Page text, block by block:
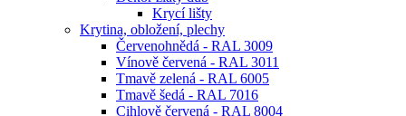
Krycí lišty
Krytina, obložení, plechy
Červenohnědá - RAL 3009
Vínově červená - RAL 3011
Tmavě zelená - RAL 6005
Tmavě šedá - RAL 7016
Cihlově červená - RAL 8004